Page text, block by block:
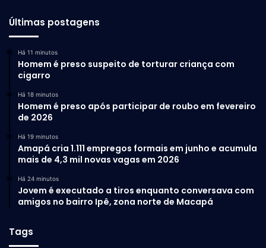
Últimas postagens
Há 11 minutos
Homem é preso suspeito de torturar criança com
cigarro
Há 18 minutos
Homem é preso após participar de roubo em fevereiro
de 2026
Há 19 minutos
Amapá cria 1.111 empregos formais em junho e acumula
mais de 4,3 mil novas vagas em 2026
Há 24 minutos
Jovem é executado a tiros enquanto conversava com
amigos no bairro Ipê, zona norte de Macapá
Tags